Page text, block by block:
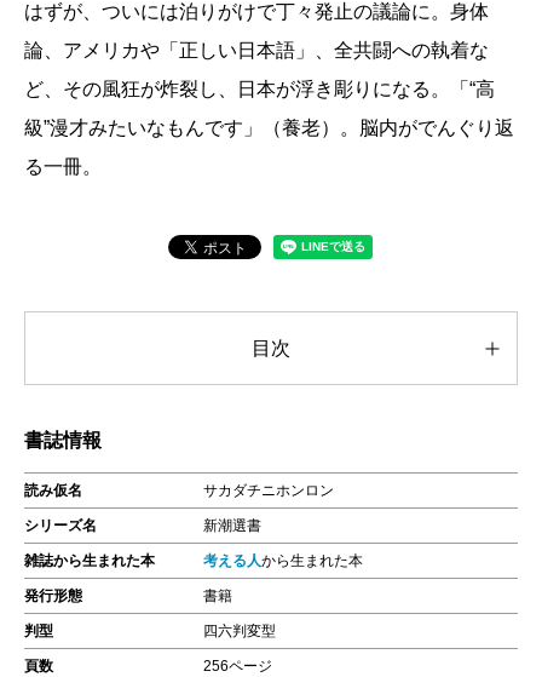
はずが、ついには泊りがけで丁々発止の議論に。身体
論、アメリカや「正しい日本語」、全共闘への執着な
ど、その風狂が炸裂し、日本が浮き彫りになる。「“高
級”漫才みたいなもんです」（養老）。脳内がでんぐり返
る一冊。
目次
書誌情報
読み仮名 サカダチニホンロン
シリーズ名 新潮選書
雑誌から生まれた本 考える人から生まれた本
発行形態 書籍
判型 四六判変型
頁数 256ページ